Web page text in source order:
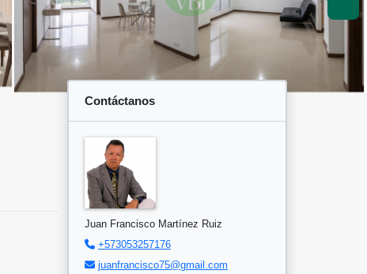
Contáctanos
Juan Francisco Martínez Ruiz
+573053257176
juanfrancisco75@gmail.com